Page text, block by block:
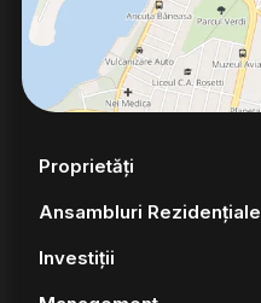
Proprietăți
Ansambluri Rezidențiale
Investiții